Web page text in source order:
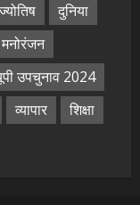
ज्योतिष
दुनिया
मनोरंजन
उपचुनाव 2024
व्यापार
शिक्षा